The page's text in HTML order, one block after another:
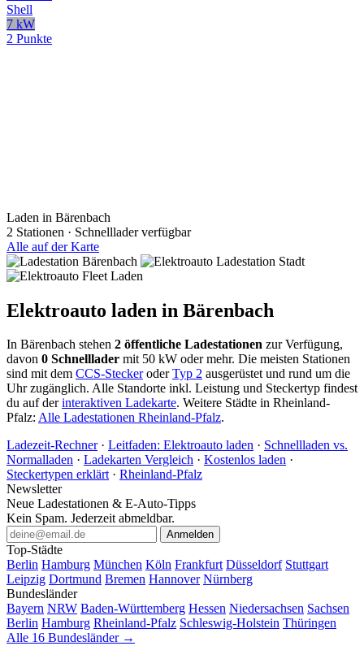
Shell
7 kW
2 Punkte
Laden in Bärenbach
2 Stationen · Schnelllader verfügbar
Alle auf der Karte
Elektroauto laden in Bärenbach
In Bärenbach stehen 2 öffentliche Ladestationen zur Verfügung,
davon 0 Schnelllader mit 50 kW oder mehr. Die meisten Stationen
sind mit dem CCS-SteckeroderTyp 2 ausgerüstet und rund um die
Uhr zugänglich. Alle Standorte inkl. Leistung und Steckertyp findest
du auf derinteraktiven Ladekarte. Weitere Städte in Rheinland-
Pfalz: Alle Ladestationen Rheinland-Pfalz.
Ladezeit-Rechner · Leitfaden: Elektroauto laden · Schnellladen vs.
Normalladen · Ladekarten Vergleich · Kostenlos laden ·
Steckertypen erklärt · Rheinland-Pfalz
Newsletter
Neue Ladestationen & E-Auto-Tipps
Kein Spam. Jederzeit abmeldbar.
Anmelden
Top-Städte
Berlin Hamburg München Köln Frankfurt Düsseldorf Stuttgart
Leipzig Dortmund Bremen Hannover Nürnberg
Bundesländer
Bayern NRW Baden-Württemberg Hessen Niedersachsen Sachsen
Berlin Hamburg Rheinland-Pfalz Schleswig-Holstein Thüringen
Alle 16 Bundesländer →